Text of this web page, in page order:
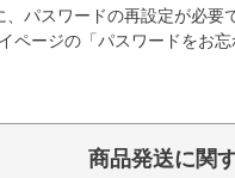
パスワードの再設定が必要
ージの「パスワードをお
商品発送に関